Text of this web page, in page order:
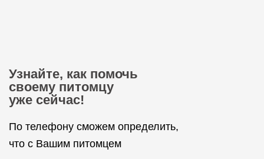
Узнайте, как помочь
своему питомцу
уже сейчас!
По телефону сможем определить,
что с Вашим питомцем